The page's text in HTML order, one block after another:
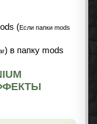
(Если папки mods
) в папку mods